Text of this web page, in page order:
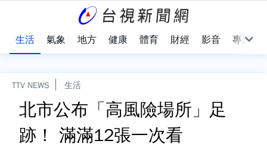
生活 氣象 地方 健康 體育 財經 影音 專題
TTV NEWS 生活
北市公布「高風險場所」足
跡！ 滿滿12張一次看